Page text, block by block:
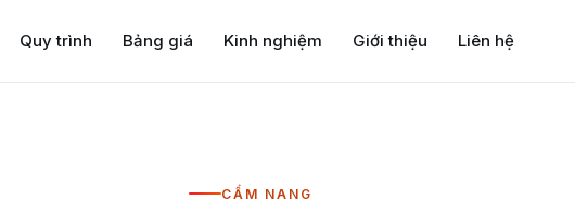
Quy trình Bảng giá Kinh nghiệm Giới thiệu Liên hệ
CẨM NANG